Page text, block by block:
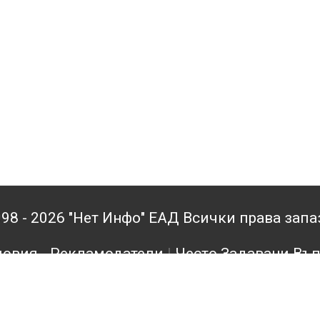
- 2026 "Нет Инфо" ЕАД Всички права
- Рекламодатели|Често Задавани